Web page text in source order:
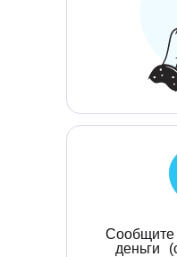
Сообщите
деньги